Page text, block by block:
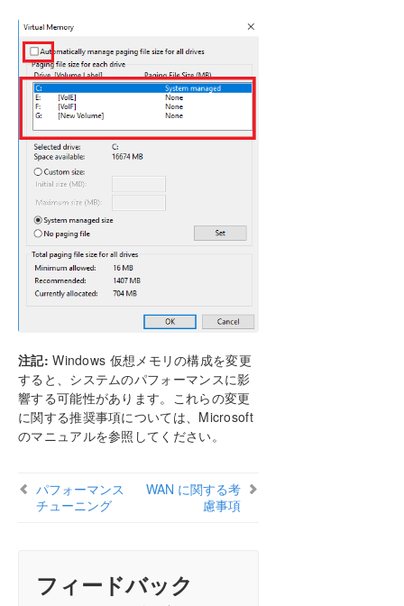
注記: Windows 仮想メモリの構成を変更
すると、システムのパフォーマンスに影
響する可能性があります。これらの変更
に関する推奨事項については、Microsoft
のマニュアルを参照してください。
パフォーマンス
チューニング
WAN に関する考
慮事項
フィードバック